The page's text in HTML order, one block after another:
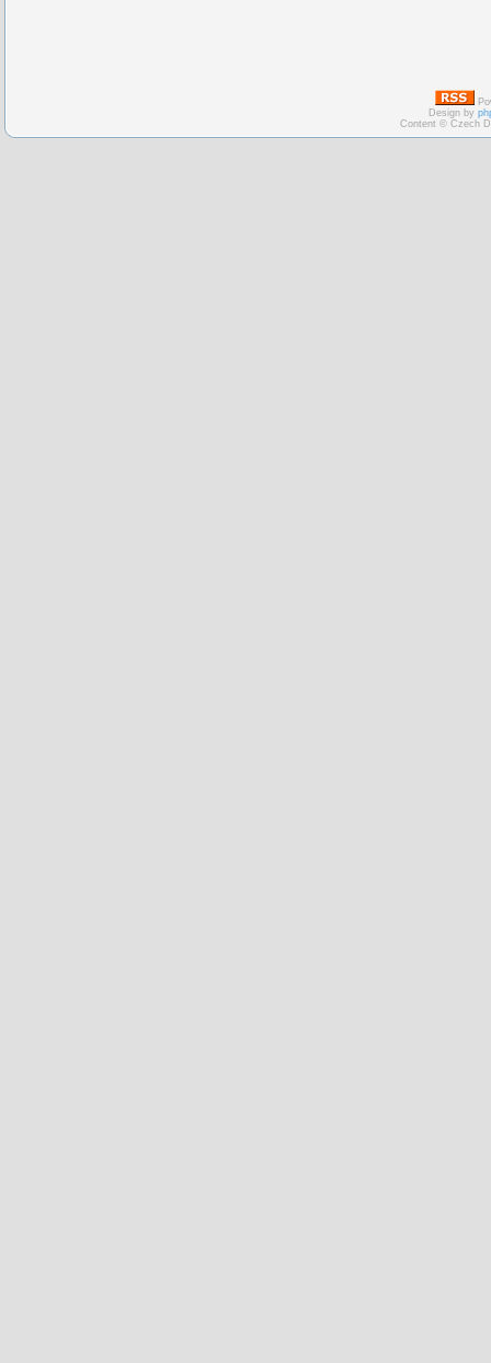
Design by
Content © Czech